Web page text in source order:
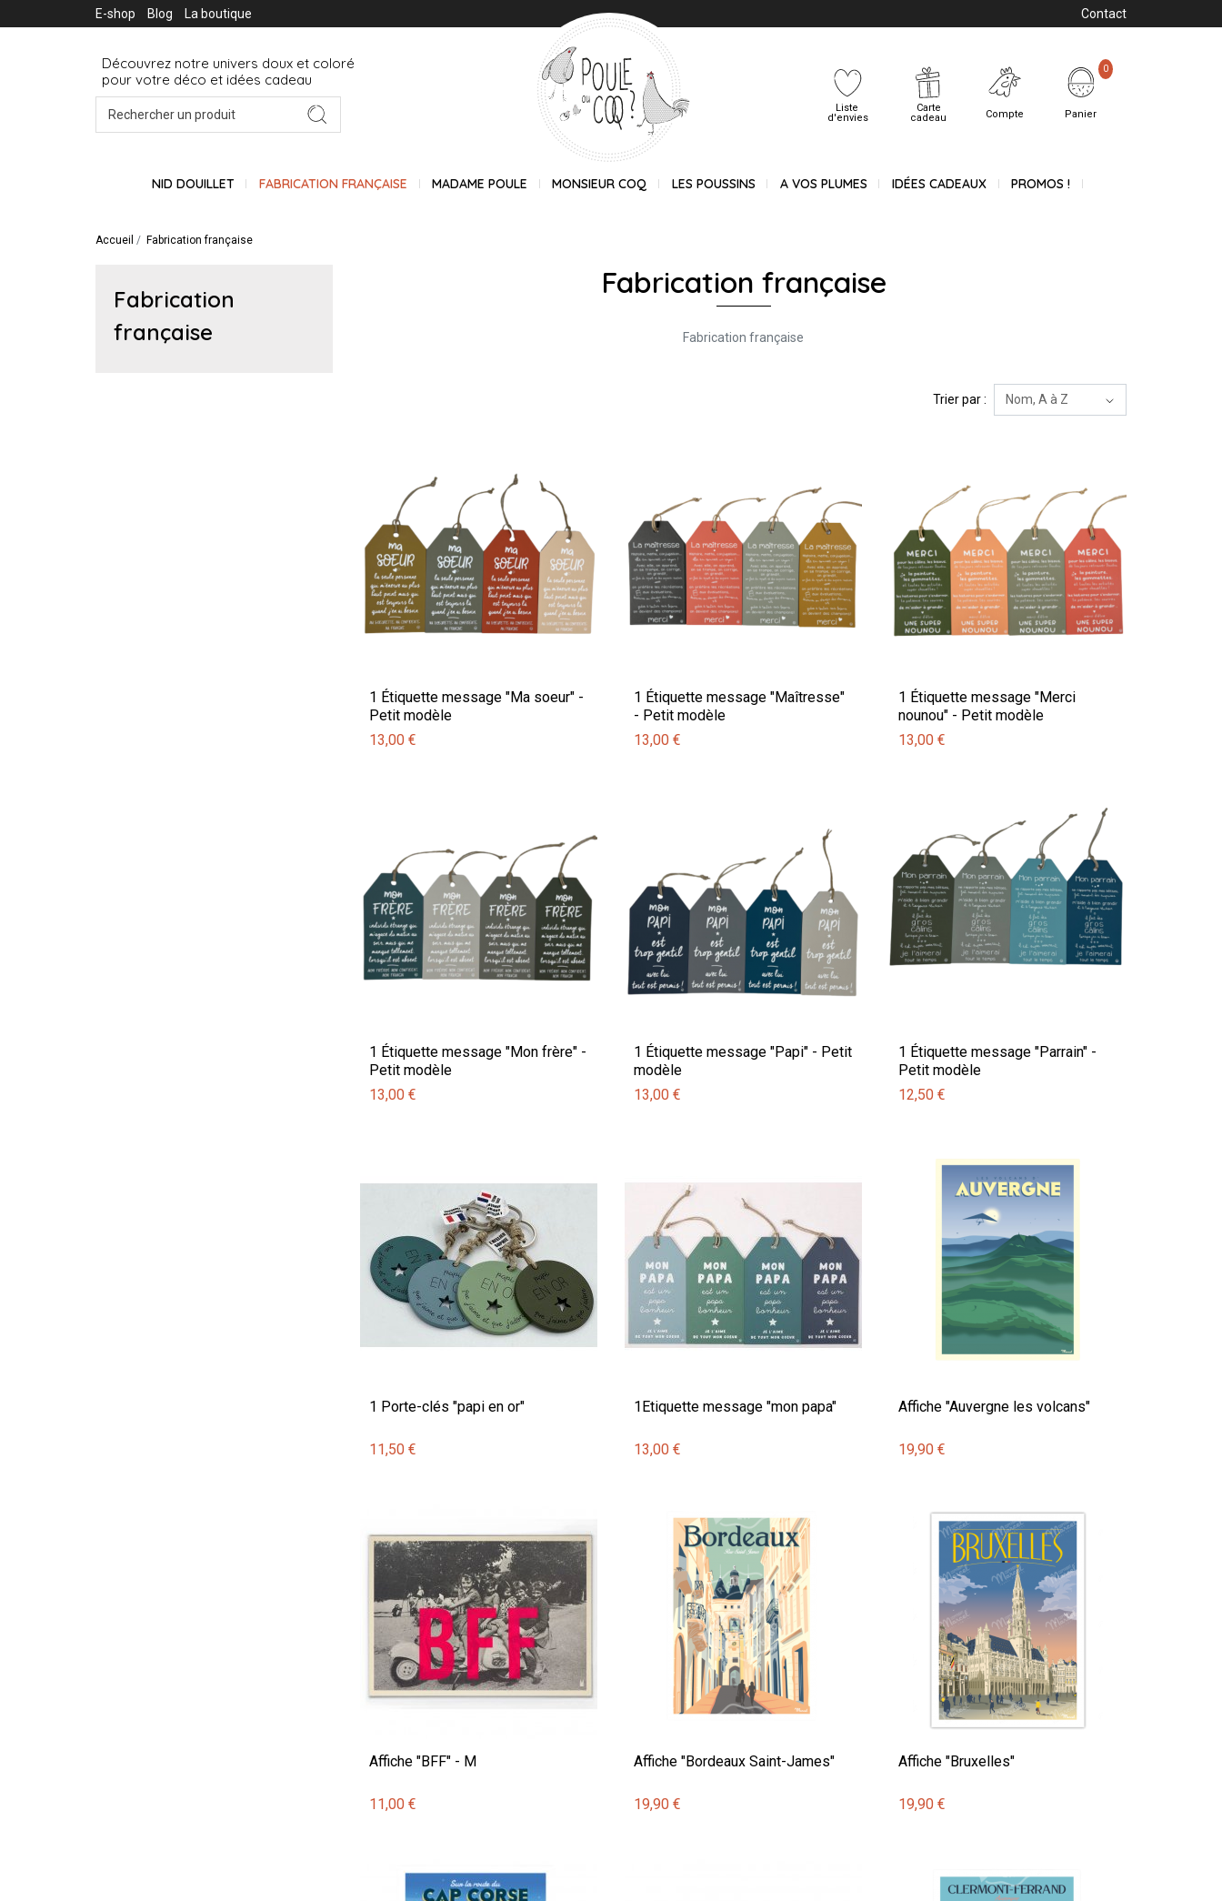
E-shop Blog La boutique Contact
Découvrez notre univers doux et coloré
pour votre déco et idées cadeau
Liste
d'envies
Carte
cadeau
Compte Panier
0
NID DOUILLET FABRICATION FRANÇAISE MADAME POULE MONSIEUR COQ LES POUSSINS A VOS PLUMES IDÉES CADEAUX PROMOS !
Accueil Fabrication française
Fabrication
française
Fabrication française
Fabrication française
Trier par :
1 Étiquette message "Ma soeur" -
Petit modèle
13,00 €
1 Étiquette message "Maîtresse"
- Petit modèle
13,00 €
1 Étiquette message "Merci
nounou" - Petit modèle
13,00 €
1 Étiquette message "Mon frère" -
Petit modèle
13,00 €
1 Étiquette message "Papi" - Petit
modèle
13,00 €
1 Étiquette message "Parrain" -
Petit modèle
12,50 €
1 Porte-clés "papi en or"
11,50 €
1Etiquette message "mon papa"
13,00 €
Affiche "Auvergne les volcans"
19,90 €
Affiche "BFF" - M
11,00 €
Affiche "Bordeaux Saint-James"
19,90 €
Affiche "Bruxelles"
19,90 €